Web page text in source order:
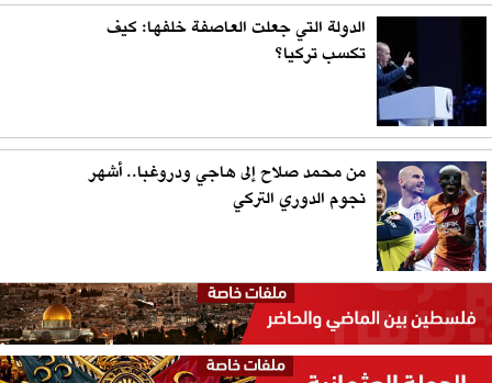
الدولة التي جعلت العاصفة خلفها: كيف
تكسب تركيا؟
من محمد صلاح إلى هاجي ودروغبا.. أشهر
نجوم الدوري التركي